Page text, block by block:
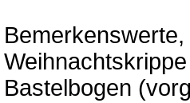
Bastelbogen